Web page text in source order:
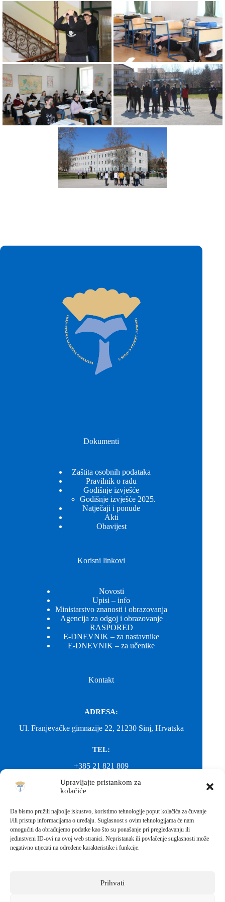
Upravljajte pristankom za
kolačiće
Da bismo pružili najbolje iskustvo, koristimo tehnologije poput kolačića za čuvanje
i/ili pristup informacijama o uređaju. Suglasnost s ovim tehnologijama će nam
omogućiti da obrađujemo podatke kao što su ponašanje pri pregledavanju ili
jedinstveni ID-ovi na ovoj web stranici. Nepristanak ili povlačenje suglasnosti može
negativno utjecati na određene karakteristike i funkcije.
Prihvati
Dokumenti
Zaštita osobnih podataka
Pravilnik o radu
Godišnje izvješće
Godišnje izvješće 2025.
Natječaji i ponude
Akti
Obavijest
Korisni linkovi
Novosti
Upisi – info
Ministarstvo znanosti i obrazovanja
Agencija za odgoj i obrazovanje
RASPORED
E-DNEVNIK – za nastavnike
E-DNEVNIK – za učenike
Kontakt
ADRESA:
Ul. Franjevačke gimnazije 22, 21230 Sinj, Hrvatska
TEL:
+385 21 821 809
EMAIL:
EMAIL:
fkgsinj@gmail.com
Svako neovlašteno preuzimanje fotografija i sadržaja s ove web
Sva prava pridržana © 2026 - FRANJEVAČKA KLASIČNA